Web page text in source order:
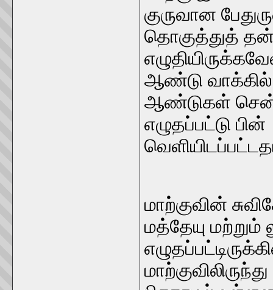
குருவான
தொகுத்துத் தன்
ஆண்டு
ஆண்டுகள்
எழுதப்பட்டு
மாற்குவின்
மத்தேயு